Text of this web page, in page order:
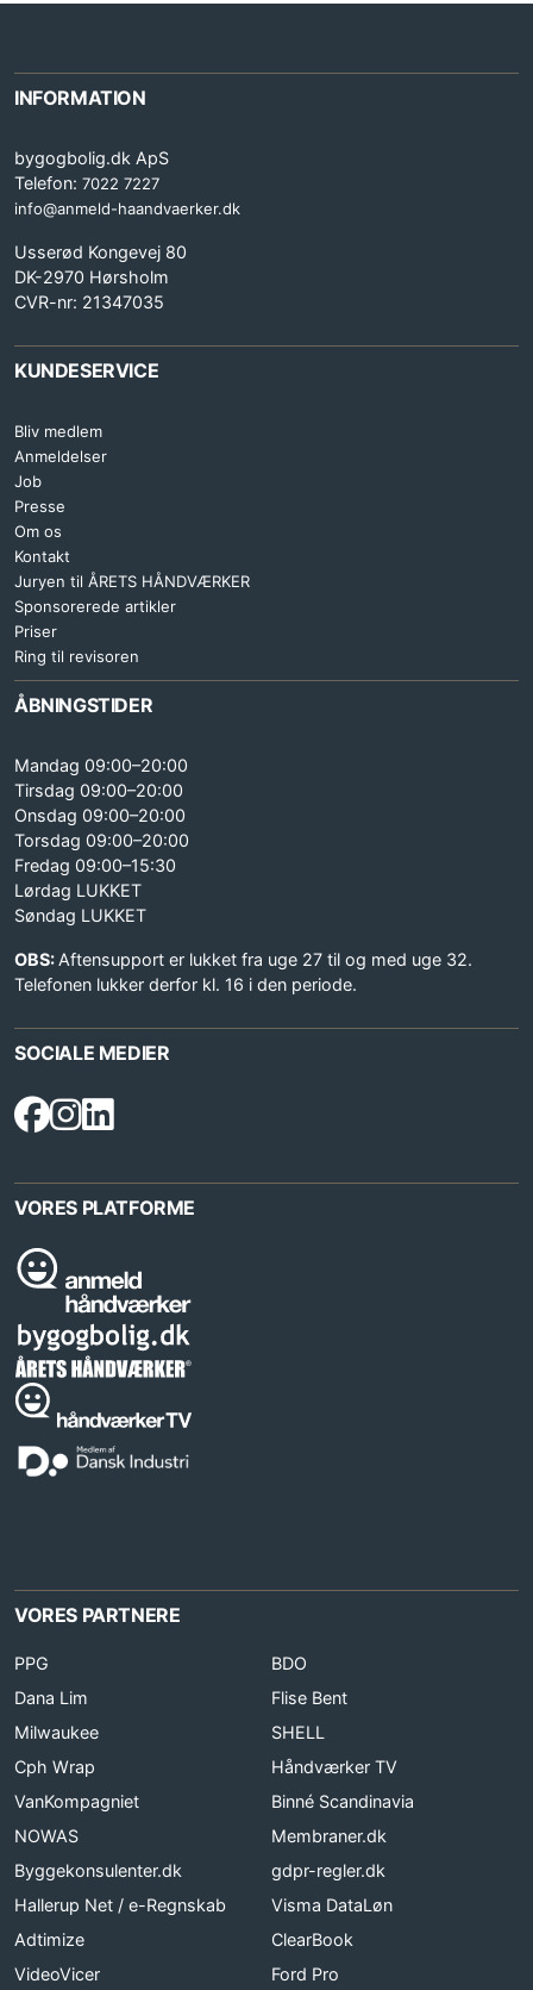
INFORMATION
bygogbolig.dk ApS
Telefon: 7022 7227
info@anmeld-haandvaerker.dk
Usserød Kongevej 80
DK-2970 Hørsholm
CVR-nr: 21347035
KUNDESERVICE
Bliv medlem
Anmeldelser
Job
Presse
Om os
Kontakt
Juryen til ÅRETS HÅNDVÆRKER
Sponsorerede artikler
Priser
Ring til revisoren
ÅBNINGSTIDER
Mandag 09:00–20:00
Tirsdag 09:00–20:00
Onsdag 09:00–20:00
Torsdag 09:00–20:00
Fredag 09:00–15:30
Lørdag LUKKET
Søndag LUKKET
OBS: Aftensupport er lukket fra uge 27 til og med uge 32.
Telefonen lukker derfor kl. 16 i den periode.
SOCIALE MEDIER
VORES PLATFORME
VORES PARTNERE
PPG
BDO
Dana Lim
Flise Bent
Milwaukee
SHELL
Cph Wrap
Håndværker TV
VanKompagniet
Binné Scandinavia
NOWAS
Membraner.dk
Byggekonsulenter.dk
gdpr-regler.dk
Hallerup Net / e-Regnskab
Visma DataLøn
Adtimize
ClearBook
VideoVicer
Ford Pro